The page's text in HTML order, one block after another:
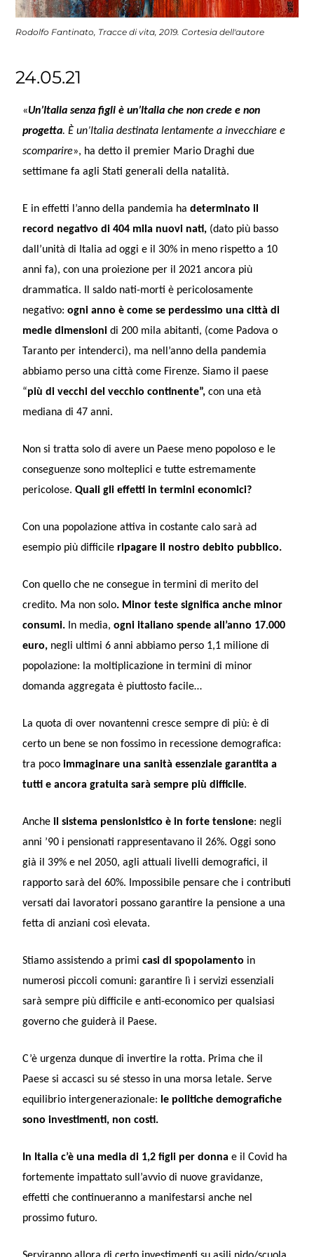
Rodolfo Fantinato, Tracce di vita, 2019. Cortesia dell'autore
24.05.21
«Un’Italia senza figli è un’Italia che non crede e non
progetta. È un’Italia destinata lentamente a invecchiare e
scomparire», ha detto il premier Mario Draghi due
settimane fa agli Stati generali della natalità.
E in effetti l’anno della pandemia hadeterminato il
record negativo di 404 mila nuovi nati, (dato più basso
dall’unità di Italia ad oggi e il 30% in meno rispetto a 10
anni fa), con una proiezione per il 2021 ancora più
drammatica. Il saldo nati-morti è pericolosamente
negativo:ogni anno è come se perdessimo una città di
medie dimensioni di 200 mila abitanti, (come Padova o
Taranto per intenderci), ma nell’anno della pandemia
abbiamo perso una città come Firenze. Siamo il paese
“più di vecchi del vecchio continente”, con una età
mediana di 47 anni.
Non si tratta solo di avere un Paese meno popoloso e le
conseguenze sono molteplici e tutte estremamente
pericolose.Quali gli effetti in termini economici?
Con una popolazione attiva in costante calo sarà ad
esempio più difficileripagare il nostro debito pubblico.
Con quello che ne consegue in termini di merito del
credito. Ma non solo. Minor teste significa anche minor
consumi. In media,ogni italiano spende all’anno 17.000
euro, negli ultimi 6 anni abbiamo perso 1,1 milione di
popolazione: la moltiplicazione in termini di minor
domanda aggregata è piuttosto facile…
La quota di over novantenni cresce sempre di più: è di
certo un bene se non fossimo in recessione demografica:
tra pocoimmaginare una sanità essenziale garantita a
tutti e ancora gratuita sarà sempre più difficile.
Ancheil sistema pensionistico è in forte tensione: negli
anni ’90 i pensionati rappresentavano il 26%. Oggi sono
già il 39% e nel 2050, agli attuali livelli demografici, il
rapporto sarà del 60%. Impossibile pensare che i contributi
versati dai lavoratori possano garantire la pensione a una
fetta di anziani così elevata.
Stiamo assistendo a primicasi di spopolamento in
numerosi piccoli comuni: garantire lì i servizi essenziali
sarà sempre più difficile e anti-economico per qualsiasi
governo che guiderà il Paese.
C’è urgenza dunque di invertire la rotta. Prima che il
Paese si accasci su sé stesso in una morsa letale. Serve
equilibrio intergenerazionale: le politiche demografiche
sono investimenti, non costi.
In Italia c’è una media di 1,2 figli per donna e il Covid ha
fortemente impattato sull’avvio di nuove gravidanze,
effetti che continueranno a manifestarsi anche nel
prossimo futuro.